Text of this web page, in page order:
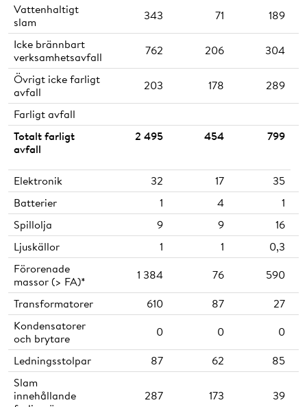
Vattenhaltigt
slam
343 71
189
Icke brännbart
verksamhetsavfall
762 206
304
Övrigt icke farligt
avfall
203 178
289
Farligt avfall
Totalt farligt
avfall
2 495 454 799
Elektronik 32 17
35
Batterier
1 4
1
Spillolja
9 9
16
Ljuskällor
1 1
0,3
Förorenade
massor (> FA)*
1 384 76
590
Transformatorer
610 87
27
Kondensatorer
och brytare
0 0
0
Ledningsstolpar
87 62
85
Slam
innehållande
287 173 39